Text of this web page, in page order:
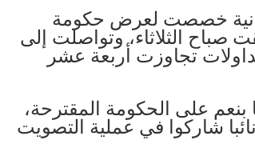
خصصت لعرض حكومة
الثلاثاء، وتواصلت إلى
تجاوزت أربعة عشر
موافقة 134 نائبا بنعم على الحكومة المقترحة،
واعتراض 67 ودون تحفّظ (201 نائبا شاركوا في عملية التصويت